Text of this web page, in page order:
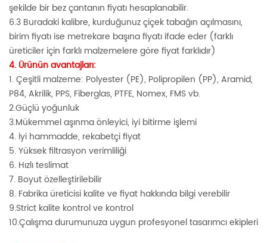
şekilde bir bez çantanın fiyatı hesaplanabilir.
6.3 Buradaki kalibre, kurduğunuz çiçek tabağın açılmasını,
birim fiyatı ise metrekare başına fiyatı ifade eder (farklı
üreticiler için farklı malzemelere göre fiyat farklıdır)
4. Ürünün avantajları:
1. Çeşitli malzeme: Polyester (PE), Polipropilen (PP), Aramid,
P84, Akrilik, PPS, Fiberglas, PTFE, Nomex, FMS vb.
2.Güçlü yoğunluk
3.Mükemmel aşınma önleyici, iyi bitirme işlemi
4. İyi hammadde, rekabetçi fiyat
5. Yüksek filtrasyon verimliliği
6. Hızlı teslimat
7. Boyut özelleştirilebilir
8. Fabrika üreticisi kalite ve fiyat hakkında bilgi verebilir
9.Strict kalite kontrol ve kontrol
10.Çalışma durumunuza uygun profesyonel tasarımcı ekipleri